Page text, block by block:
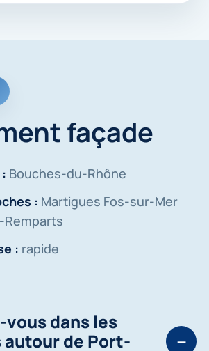
façade
Bouches-du-Rhône
: Martigues Fos-sur-Mer
: rapide
dans les
autour de Port-